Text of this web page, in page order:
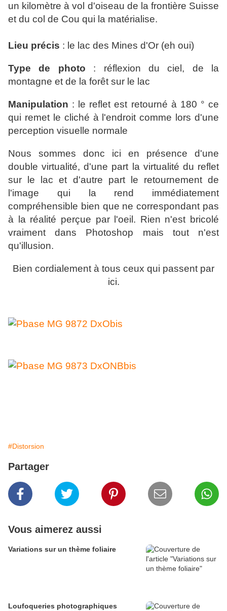
un kilomètre à vol d'oiseau de la frontière Suisse
et du col de Cou qui la matérialise.
Lieu précis : le lac des Mines d'Or (eh oui)
Type de photo : réflexion du ciel, de la
montagne et de la forêt sur le lac
Manipulation : le reflet est retourné à 180 ° ce
qui remet le cliché à l'endroit comme lors d'une
perception visuelle normale
Nous sommes donc ici en présence d'une
double virtualité, d'une part la virtualité du reflet
sur le lac et d'autre part le retournement de
l'image qui la rend immédiatement
compréhensible bien que ne correspondant pas
à la réalité perçue par l'oeil. Rien n'est bricolé
vraiment dans Photoshop mais tout n'est
qu'illusion.
Bien cordialement à tous ceux qui passent par
ici.
#Distorsion
Partager
Vous aimerez aussi
Variations sur un thème foliaire
Loufoqueries photographiques